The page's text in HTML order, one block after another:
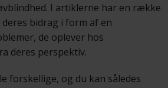
I artiklerne har en række
bidrag i form af en
de oplever hos
deres perspektiv.
forskellige, og du kan således